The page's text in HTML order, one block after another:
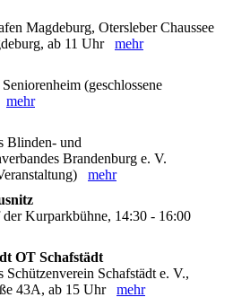
Magdeburg, Otersleber Chaussee
ab 11 Uhr mehr
(geschlossene
mehr
Blinden- und
Brandenburg e. V.
mehr
Kurparkbühne, 14:30 - 16:00
OT Schafstädt
Schützenverein Schafstädt e. V.,
43A, ab 15 Uhr mehr